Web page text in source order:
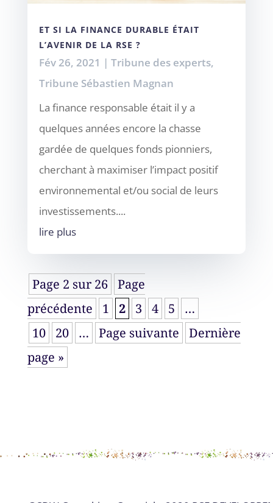
ET SI LA FINANCE DURABLE ÉTAIT
L’AVENIR DE LA RSE ?
Fév 26, 2021 | Tribune des experts,
Tribune Sébastien Magnan
La finance responsable était il y a
quelques années encore la chasse
gardée de quelques fonds pionniers,
cherchant à maximiser l’impact positif
environnemental et/ou social de leurs
investissements....
lire plus
Page 2 sur 26
Page
précédente
1 2 3 4 5
…
10
20 … Page suivante
Dernière
page »